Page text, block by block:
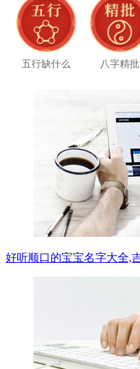
五行缺什么 八字精批
好听顺口的宝宝名字大全,